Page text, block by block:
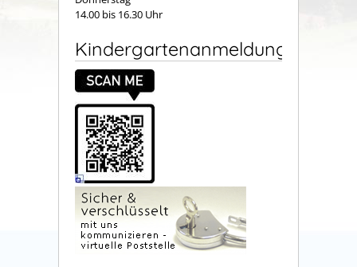
14.00 bis 16.30 Uhr
Kindergartenanmeldung